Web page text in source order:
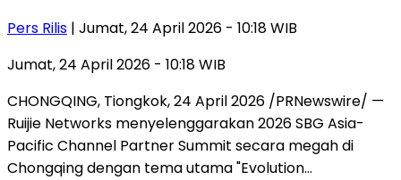
Pers Rilis | Jumat, 24 April 2026 - 10:18 WIB
Jumat, 24 April 2026 - 10:18 WIB
CHONGQING, Tiongkok, 24 April 2026 /PRNewswire/ —
Ruijie Networks menyelenggarakan 2026 SBG Asia-
Pacific Channel Partner Summit secara megah di
Chongqing dengan tema utama "Evolution…